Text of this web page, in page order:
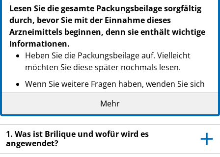
PPN: 110756004418
PZN: 07564065
PPN: 110756406581
PZN: 09253205
PPN: 110925320516
Lesen Sie die gesamte Packungsbeilage sorgfältig
durch, bevor Sie mit der Einnahme dieses
Arzneimittels beginnen, denn sie enthält wichtige
Informationen.
Heben Sie die Packungsbeilage auf. Vielleicht
möchten Sie diese später nochmals lesen.
Wenn Sie weitere Fragen haben, wenden Sie sich
an Ihren Arzt oder Apotheker.
Dieses Arzneimittel wurde Ihnen persönlich
verschrieben. Geben Sie es nicht an Dritte weiter.
Es kann anderen Menschen schaden, auch wenn
diese die gleichen Beschwerden haben wie Sie.
Mehr
1. Was ist Brilique und wofür wird es
angewendet?